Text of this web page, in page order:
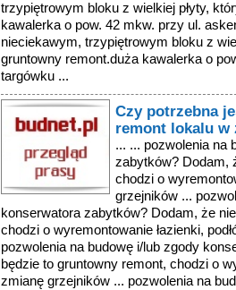
trzypiętrowym bloku z wielkiej płyty,
kawalerka o pow. 42 mkw. przy ul.
nieciekawym, trzypiętrowym bloku z
gruntowny remont.duża kawalerka o
targówku ...
Czy potrzebna
remont lokalu w
... ... pozwolenia na
zabytków? Dodam,
chodzi o
grzejników ...
konserwatora zabytków? Dodam, że
chodzi o wyremontowanie łazienki,
pozwolenia na budowę i/lub zgody
będzie to gruntowny remont, chodzi o
zmianę grzejników ... pozwolenia na